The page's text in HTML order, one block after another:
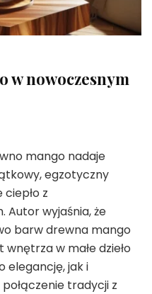
w nowoczesnym
mango nadaje
egzotyczny
z
Autor wyjaśnia, że
barw drewna mango
w małe dzieło
elegancję, jak i
tradycji z